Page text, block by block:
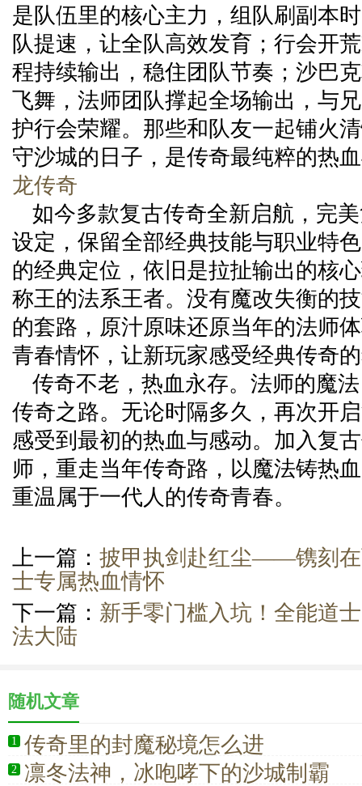
是队伍里的核心主力，组队刷副本
队提速，让全队高效发育；行会开
程持续输出，稳住团队节奏；沙巴
飞舞，法师团队撑起全场输出，与
护行会荣耀。那些和队友一起铺火
守沙城的日子，是传奇最纯粹的热
龙传奇
如今多款复古传奇全新启航，完
设定，保留全部经典技能与职业特
的经典定位，依旧是拉扯输出的核
称王的法系王者。没有魔改失衡的
的套路，原汁原味还原当年的法师
青春情怀，让新玩家感受经典传奇
传奇不老，热血永存。法师的魔
传奇之路。无论时隔多久，再次开
感受到最初的热血与感动。加入复
师，重走当年传奇路，以魔法铸热
重温属于一代人的传奇青春。
上一篇： 披甲执剑赴红尘——镌刻在
士专属热血情怀
下一篇： 新手零门槛入坑！全能道
法大陆
随机文章
1 传奇里的封魔秘境怎么进
2 凛冬法神，冰咆哮下的沙城制霸